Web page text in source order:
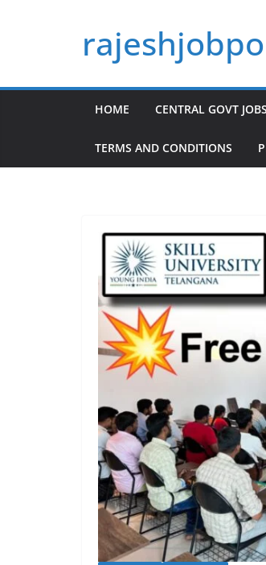
HOME CENTRAL GOVT JOBS
TERMS AND CONDITIONS